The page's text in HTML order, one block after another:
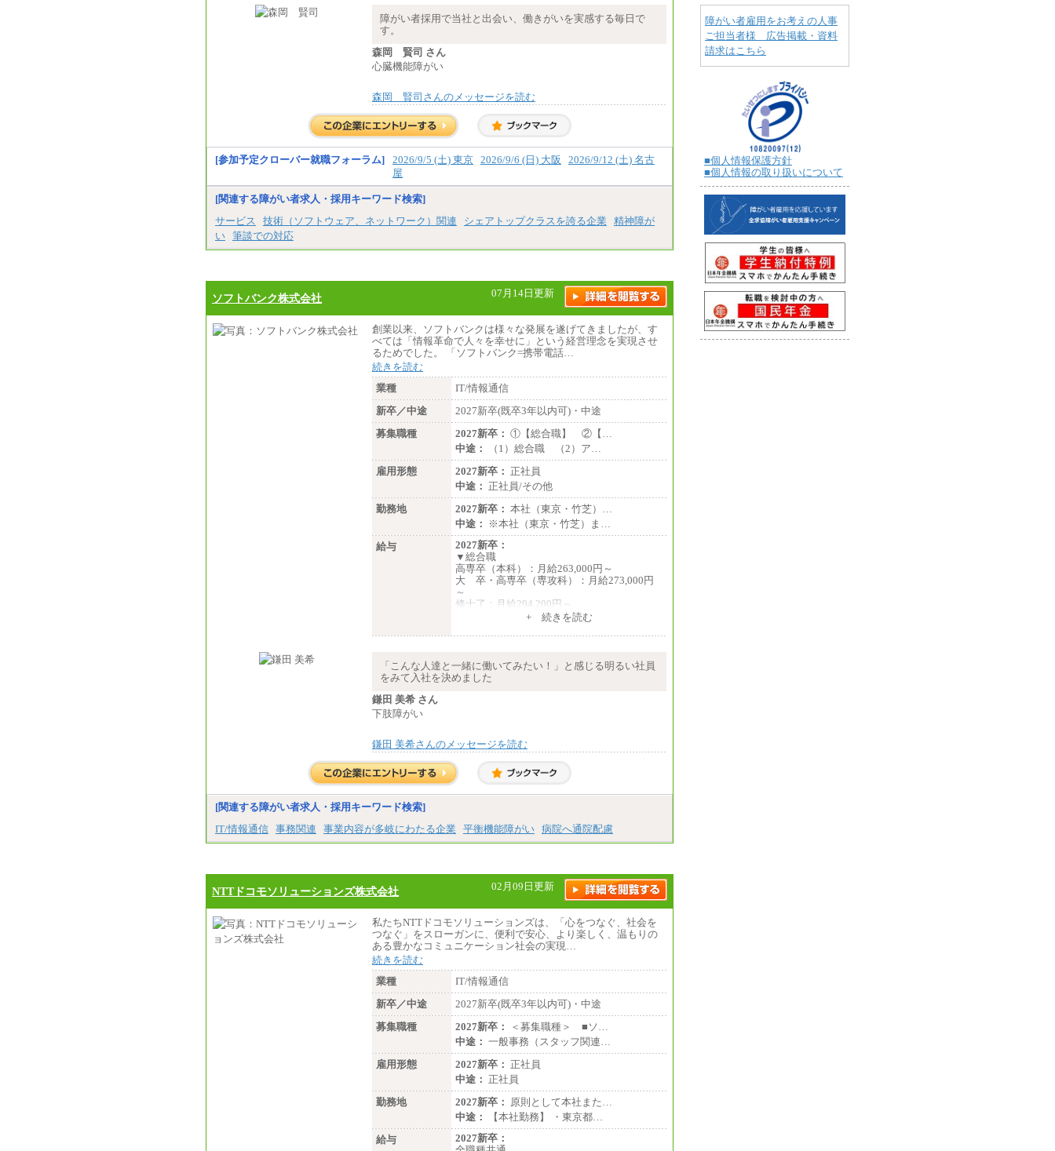
※業務内容・勤務形態に応じて、上記給与の
範囲内でご相談をさせていただく事がありま
障がい者採用で当社と出会い、働きがいを実感する毎日で
す。
森岡 賢司 さん
心臓機能障がい
森岡 賢司さんのメッセージを読む
[参加予定クローバー就職フォーラム] 2026/9/5 (土) 東京 2026/9/6 (日) 大阪
2026/9/12 (土) 名古
屋
[関連する障がい者求人・採用キーワード検索]
サービス
技術（ソフトウェア、ネットワーク）関連 シェアトップクラスを誇る企業
精神障が
い 筆談での対応
ソフトバンク株式会社 07月14日更新
創業以来、ソフトバンクは様々な発展を遂げてきましたが、す
べては「情報革命で人々を幸せに」という経営理念を実現させ
るためでした。 「ソフトバンク=携帯電話…
続きを読む
業種
IT/情報通信
新卒／中途
2027新卒(既卒3年以内可)・中途
募集職種
2027新卒： ①【総合職】 ②【…
中途：
（1）総合職 （2）ア…
雇用形態
2027新卒： 正社員
中途： 正社員/その他
勤務地
2027新卒： 本社（東京・竹芝）…
中途：
※本社（東京・竹芝）ま…
給与
2027新卒：
▼総合職
高専卒（本科）：月給263,000円～
大 卒・高専卒（専攻科）：月給273,000円
～
修士了：月給294,200円～
博士了：月給304,800円～
※卓越した能力、高度な技術や実績をお持ち
揮できると認められる場合は、 上記の給与に
関わらず個別設定することがあります
※営業職に支給するインセンティブは除く
※試用期間中も給与に変更はございません
中途：
基本月給／20万5000円以上(正社員・準社
※経験、能力を考慮の上、当社規定によ
り優遇いたします
+ 続きを読む
「こんな人達と一緒に働いてみたい！」と感じる明るい社員
をみて入社を決めました
鎌田 美希 さん
下肢障がい
鎌田 美希さんのメッセージを読む
[関連する障がい者求人・採用キーワード検索]
IT/情報通信 事務関連 事業内容が多岐にわたる企業 平衡機能障がい 病院へ通院配慮
NTTドコモソリューションズ株式会社 02月09日更新
私たちNTTドコモソリューションズは、「心をつなぐ、社会を
つなぐ」をスローガンに、便利で安心、より楽しく、温もりの
ある豊かなコミュニケーション社会の実現…
続きを読む
業種
IT/情報通信
新卒／中途
2027新卒(既卒3年以内可)・中途
募集職種
2027新卒：
＜募集職種＞ ■ソ…
中途： 一般事務（スタッフ関連…
雇用形態
2027新卒： 正社員
中途： 正社員
勤務地
2027新卒：
原則として本社また…
中途：
【本社勤務】 ・東京都…
給与
2027新卒：
障がい者雇用をお考えの人事
ご担当者様 広告掲載・資料
請求はこちら
■個人情報保護方針
■個人情報の取り扱いについて